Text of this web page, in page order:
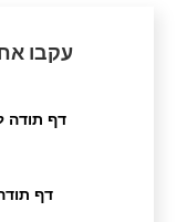
עקבו
דף תודה
דף